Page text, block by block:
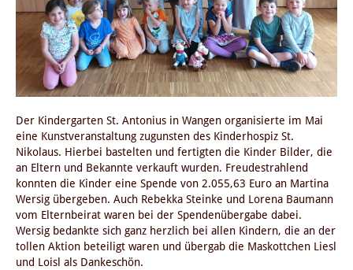
Der Kindergarten St. Antonius in Wangen organisierte im Mai
eine Kunstveranstaltung zugunsten des Kinderhospiz St.
Nikolaus. Hierbei bastelten und fertigten die Kinder Bilder, die
an Eltern und Bekannte verkauft wurden. Freudestrahlend
konnten die Kinder eine Spende von 2.055,63 Euro an Martina
Wersig übergeben. Auch Rebekka Steinke und Lorena Baumann
vom Elternbeirat waren bei der Spendenübergabe dabei.
Wersig bedankte sich ganz herzlich bei allen Kindern, die an der
tollen Aktion beteiligt waren und übergab die Maskottchen Liesl
und Loisl als Dankeschön.